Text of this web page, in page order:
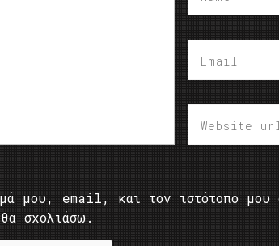
μου, email, και τον ιστότοπο μου
σχολιάσω.